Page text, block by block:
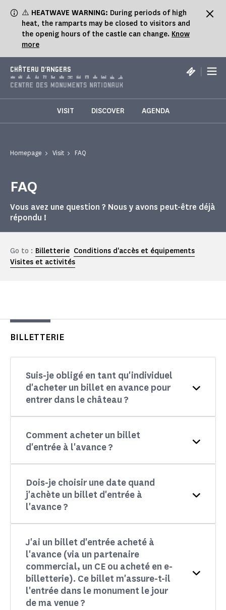
⚠️ HEATWAVE WARNING: During periods of high
heat, the ramparts may be closed to visitors and
the openig hours of the castle can change. Know
more
CHÂTEAU D'ANGERS |
VISIT DISCOVER AGENDA
Homepage Visit FAQ
FAQ
Vous avez une question ? Nous y avons peut-être déjà
répondu !
Go to : Billetterie Conditions d'accès et équipements
Visites et activités
BILLETTERIE
Suis-je obligé en tant qu'individuel
d'acheter un billet en avance pour
entrer dans le château ?
Comment acheter un billet
d'entrée à l'avance ?
Dois-je choisir une date quand
j'achète un billet d'entrée à
l'avance ?
J'ai un billet d'entrée acheté à
l'avance (via un partenaire
commercial, un CE ou acheté en e-
billetterie). Ce billet m'assure-t-il
l'entrée dans le monument le jour
de ma venue ?